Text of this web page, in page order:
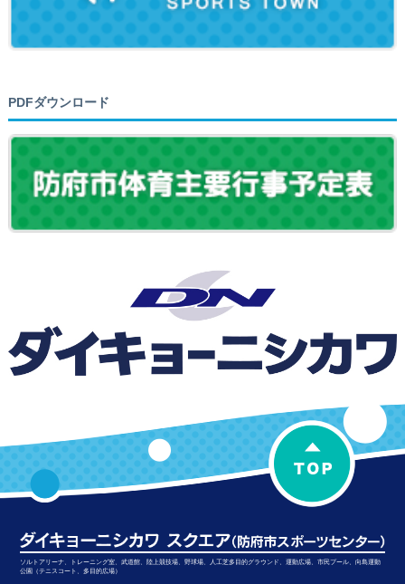
PDFダウンロード
ソルトアリーナ、トレーニング室、武道館、陸上競技場、野球場、人工芝多目的グラウンド、運動広場、市民プール、向島運動
公園（テニスコート、多目的広場）